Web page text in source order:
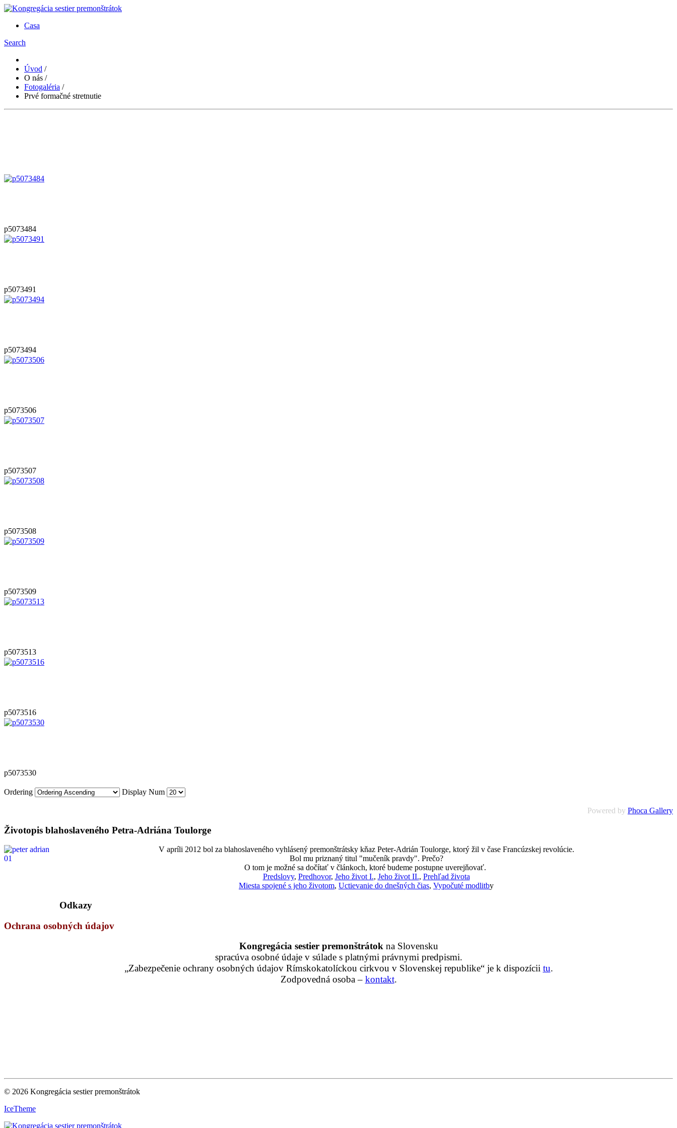
Casa
Search
Úvod /
O nás /
Fotogaléria /
Prvé formačné stretnutie
p5073484
p5073491
p5073494
p5073506
p5073507
p5073508
p5073509
p5073513
p5073516
p5073530
Ordering Display Num
Powered by Phoca Gallery
Životopis blahoslaveného Petra-Adriána Toulorge
V apríli 2012 bol za blahoslaveného vyhlásený premonštrátsky kňaz Peter-Adrián Toulorge, ktorý žil v čase Francúzskej revolúcie.
Bol mu priznaný titul "mučeník pravdy". Prečo?
O tom je možné sa dočítať v článkoch, ktoré budeme postupne uverejňovať.
Predslovy, Predhovor, Jeho život I., Jeho život II., Prehľad života
Miesta spojené s jeho životom, Uctievanie do dnešných čias, Vypočuté modlitby
Odkazy
Ochrana osobných údajov
Kongregácia sestier premonštrátok na Slovensku
spracúva osobné údaje v súlade s platnými právnymi predpismi.
„Zabezpečenie ochrany osobných údajov Rímskokatolíckou cirkvou v Slovenskej republike“ je k dispozícii tu.
Zodpovedná osoba – kontakt.
© 2026 Kongregácia sestier premonštrátok
IceTheme